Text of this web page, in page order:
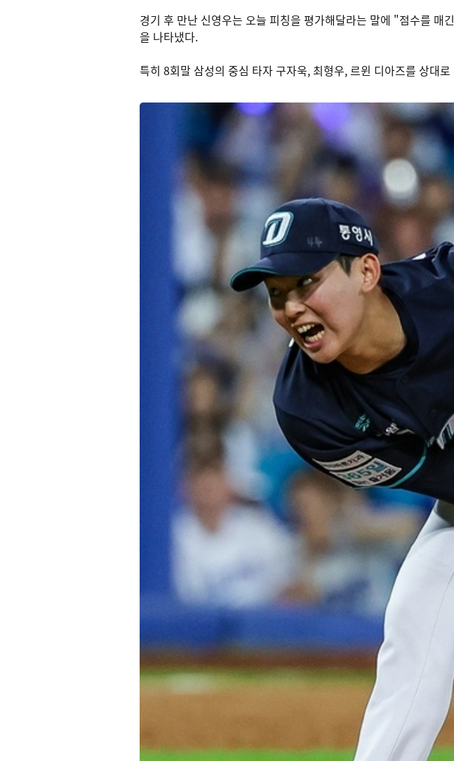
경기 후 만난 신영우는 오늘 피칭을 평가해달라는 말에 "점수를
을 나타냈다.
특히 8회말 삼성의 중심 타자 구자욱, 최형우, 르윈 디아즈를 상대